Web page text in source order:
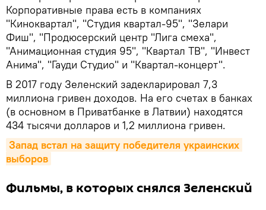
Корпоративные права есть в компаниях
"Киноквартал", "Студия квартал-95", "Зелари
Фиш", "Продюсерский центр "Лига смеха",
"Анимационная студия 95", "Квартал ТВ", "Инвест
Анима", "Гауди Студио" и "Квартал-концерт".
В 2017 году Зеленский задекларировал 7,3
миллиона гривен доходов. На его счетах в банках
(в основном в Приватбанке в Латвии) находятся
434 тысячи долларов и 1,2 миллиона гривен.
Запад встал на защиту победителя украинских
выборов
Фильмы, в которых снялся Зеленский